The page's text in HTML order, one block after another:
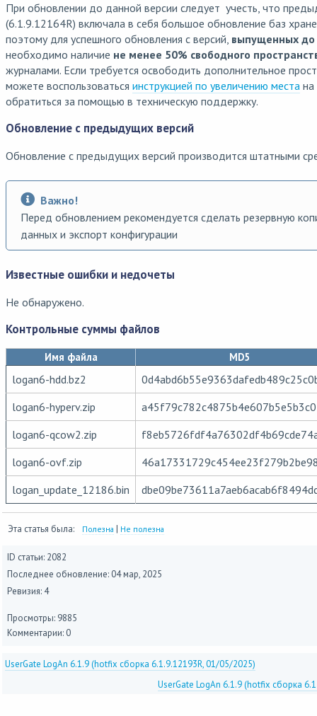
При обновлении до данной версии следует учесть, что
(6.1.9.12164R) включала в себя большое обновление баз
поэтому для успешного обновления с версий, выпущенных до
необходимо наличие не менее 50% свободного
журналами. Если требуется освободить дополнительное
можете воспользоваться инструкцией по увеличению места на
обратиться за помощью в техническую поддержку.
Обновление с предыдущих версий
Обновление с предыдущих версий производится штатными
Важно!
Перед обновлением рекомендуется сделать резервную
данных и экспорт конфигурации
Известные ошибки и недочеты
Не обнаружено.
Контрольные суммы файлов
Имя файла MD5
logan6-hdd.bz2
logan6-hyperv.zip
logan6-qcow2.zip
logan6-ovf.zip
logan_update_12186.bin
Эта статья была: Полезна | Не полезна
ID статьи: 2082
Последнее обновление: 04 мар, 2025
Ревизия: 4
Просмотры: 9885
Комментарии: 0
UserGate LogAn 6.1.9 (hotfix сборка 6.1.9.12193R, 01/05/2025)
UserGate LogAn 6.1.9 (hotfix сборка